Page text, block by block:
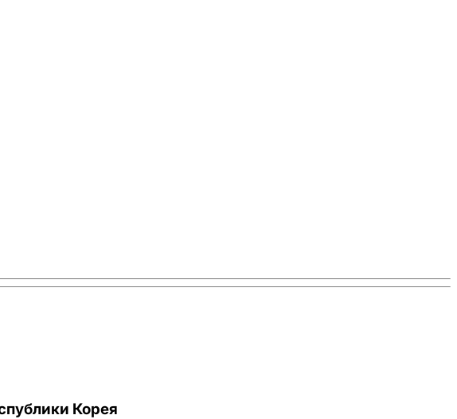
Корея